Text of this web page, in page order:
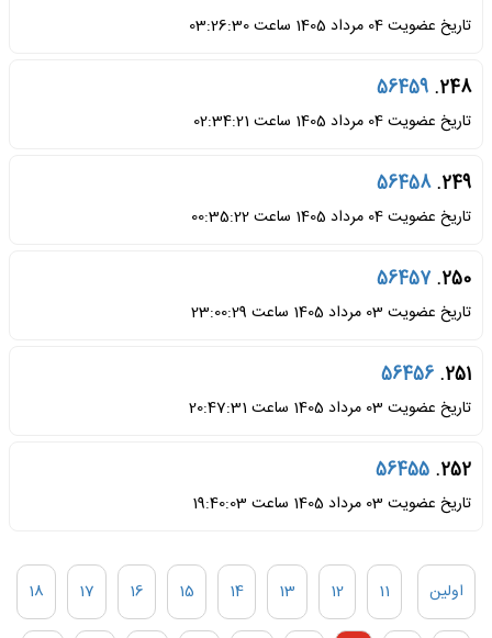
تاریخ عضویت 04 مرداد 1405 ساعت 03:26:30
248.
56459
تاریخ عضویت 04 مرداد 1405 ساعت 02:34:21
249.
56458
تاریخ عضویت 04 مرداد 1405 ساعت 00:35:22
250.
56457
تاریخ عضویت 03 مرداد 1405 ساعت 23:00:29
251.
56456
تاریخ عضویت 03 مرداد 1405 ساعت 20:47:31
252.
56455
تاریخ عضویت 03 مرداد 1405 ساعت 19:40:03
اولین 11
12
13
14
15
16
17
18